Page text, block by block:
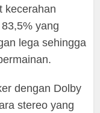
kecerahan
yang
lega sehingga
dengan Dolby
stereo yang